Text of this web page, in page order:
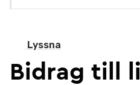
Lyssna
Bidrag till